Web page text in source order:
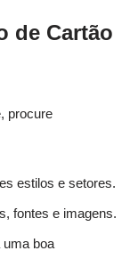
de Cartão
procure
estilos e setores.
fontes e imagens.
uma boa